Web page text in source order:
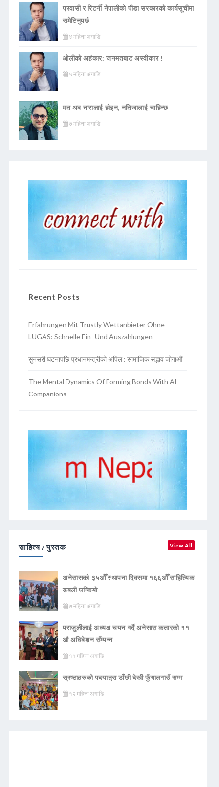
प्रवासी र रिटर्नी नेपालीको पीडा सरकारको कार्यसूचीमा
समेटिनुपर्छ
४ महिना अगाडि
ओलीको अहंकार: जनमतबाट अस्वीकार !
५ महिना अगाडि
मत अब नारालाई होइन, नतिजालाई चाहिन्छ
७ महिना अगाडि
Recent Posts
Erfahrungen Mit Trustly Wettanbieter Ohne
LUGAS: Schnelle Ein- Und Auszahlungen
सुनसरी घटनापछि प्रधानमन्त्रीको अपिल : सामाजिक सद्भाव जोगाऔं
The Mental Dynamics Of Forming Bonds With AI
Companions
साहित्य / पुस्तक View All
अनेसासको ३५औँ स्थापना दिवसमा १६६औँ साहित्यिक
डबली घन्कियाे
७ महिना अगाडि
पराजुलीलाई अध्यक्ष चयन गर्दै अनेसास कतारको ११
औ अधिबेशन सँम्पन्न
११ महिना अगाडि
स्रष्टाहरुको पदयात्रा डाँछी देखी फुँयालगाउँ सम्म
१२ महिना अगाडि